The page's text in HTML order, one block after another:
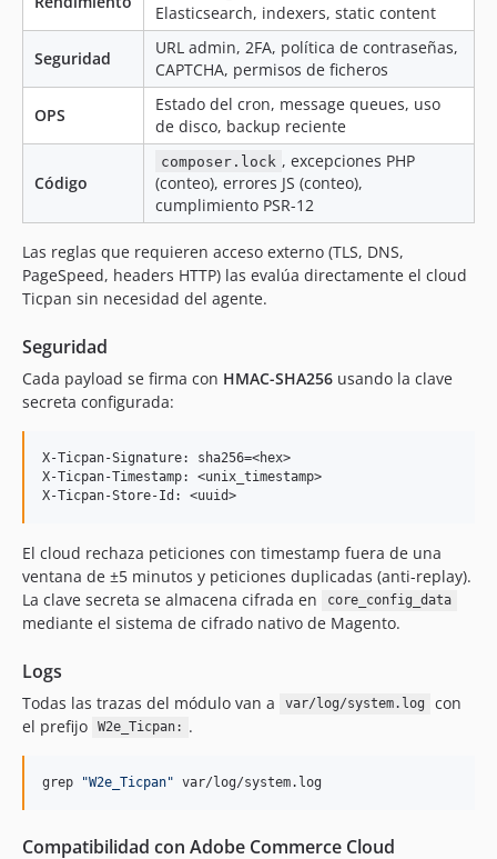
Elasticsearch, indexers, static content
Seguridad
URL admin, 2FA, política de contraseñas,
CAPTCHA, permisos de ficheros
OPS
Estado del cron, message queues, uso
de disco, backup reciente
Código
composer.lock , excepciones PHP
(conteo), errores JS (conteo),
cumplimiento PSR-12
Las reglas que requieren acceso externo (TLS, DNS,
PageSpeed, headers HTTP) las evalúa directamente el cloud
Ticpan sin necesidad del agente.
Seguridad
Cada payload se firma con HMAC-SHA256 usando la clave
secreta configurada:
X-Ticpan-Signature: sha256=<hex>
X-Ticpan-Timestamp: <unix_timestamp>
El cloud rechaza peticiones con timestamp fuera de una
ventana de ±5 minutos y peticiones duplicadas (anti-replay).
La clave secreta se almacena cifrada en
core_config_data
mediante el sistema de cifrado nativo de Magento.
Logs
Todas las trazas del módulo van a var/log/system.log
con
el prefijo
W2e_Ticpan: .
grep "W2e_Ticpan" var/log/system.log
Compatibilidad con Adobe Commerce Cloud